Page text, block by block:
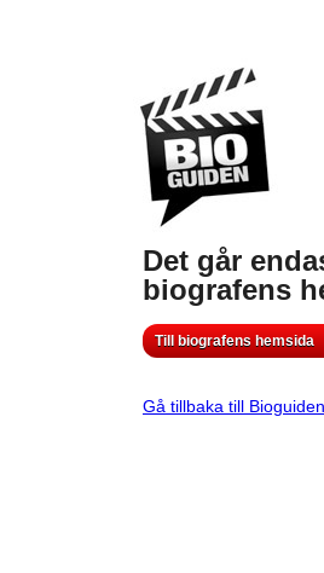
Det går
biografens
Till biografens hemsida
Gå tillbaka till Bioguiden